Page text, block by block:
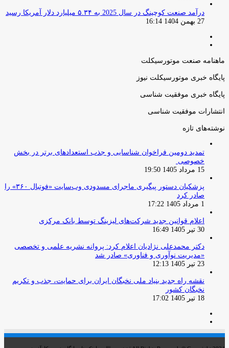
درآمد صنعت کوچینگ در سال 2025 به ۵.۳۴ میلیارد دلار آمریکا رسید
27 بهمن 1404 16:14
ماهنامه صنعت موتورسیکلت
پایگاه خبری موتورسیکلت نیوز
پایگاه خبری موفقیت شناسی
انتشارات موفقیت شناسی
نوشته‌های تازه
تمدید دومین فراخوان شناسایی و جذب استعدادهای برتر در بخش
خصوصی
15 مرداد 1405 19:50
پزشکیان دستور پیگیری ماجرای مسدودی وب‌سایت «فوتبال ۳۶۰» را
صادر کرد
1 مرداد 1405 17:22
اعلام قوانین جدید شرکت‌های لیزینگ توسط بانک مرکزی
30 تیر 1405 16:49
دکتر محمدعلی نژادیان اعلام کرد: پروانه نشریه علمی و تخصصی
«مدیریت نوآوری و فناوری» صادر شد
23 تیر 1405 12:13
نقشه راه جدید بنیاد ملی نخبگان ایران برای حمایت، جذب و تکریم
نخبگان کشور
18 تیر 1405 17:02